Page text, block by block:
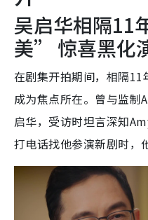
吴启华相隔11
美” 惊喜黑化
在剧集开拍期间，相隔
成为焦点所在。曾与监制
启华，受访时坦言深知
打电话找他参演新剧时，